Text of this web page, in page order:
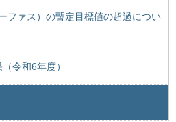
ファス）の暫定目標値の超過につい
令和6年度）